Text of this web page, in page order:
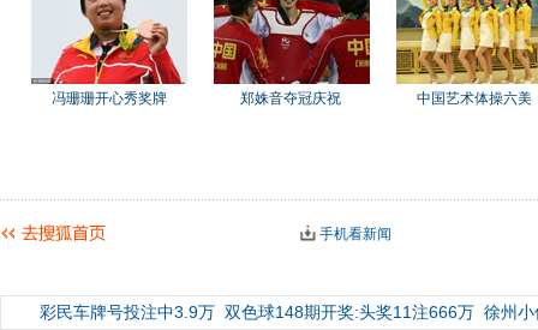
冯珊珊开心秀奖牌 郑姝音夺冠庆祝 中国艺术体操六美
手机看新闻
彩民车牌号投注中3.9万 双色球148期开奖:头奖11注666万 徐州